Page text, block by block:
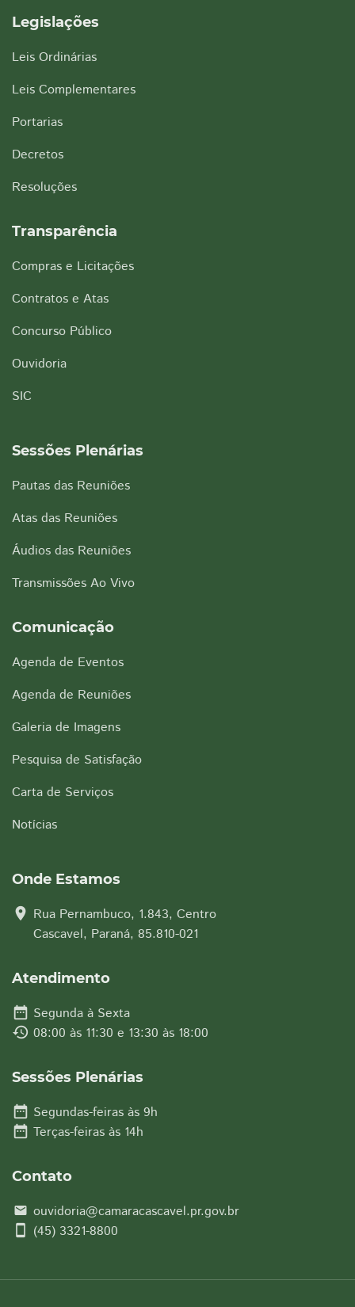
Legislações
Leis Ordinárias
Leis Complementares
Portarias
Decretos
Resoluções
Transparência
Compras e Licitações
Contratos e Atas
Concurso Público
Ouvidoria
SIC
Sessões Plenárias
Pautas das Reuniões
Atas das Reuniões
Áudios das Reuniões
Transmissões Ao Vivo
Comunicação
Agenda de Eventos
Agenda de Reuniões
Galeria de Imagens
Pesquisa de Satisfação
Carta de Serviços
Notícias
Onde Estamos
location_on Rua Pernambuco, 1.843, Centro
Cascavel, Paraná, 85.810-021
Atendimento
date_range Segunda à Sexta
history 08:00 às 11:30 e 13:30 às 18:00
Sessões Plenárias
date_range Segundas-feiras às 9h
date_range Terças-feiras às 14h
Contato
email ouvidoria@camaracascavel.pr.gov.br
smartphone (45) 3321-8800